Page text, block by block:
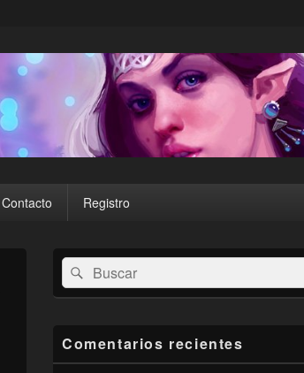
Contacto Registro
El
área
de
lateral
primaria
Buscar
por:
Buscar
Comentarios recientes